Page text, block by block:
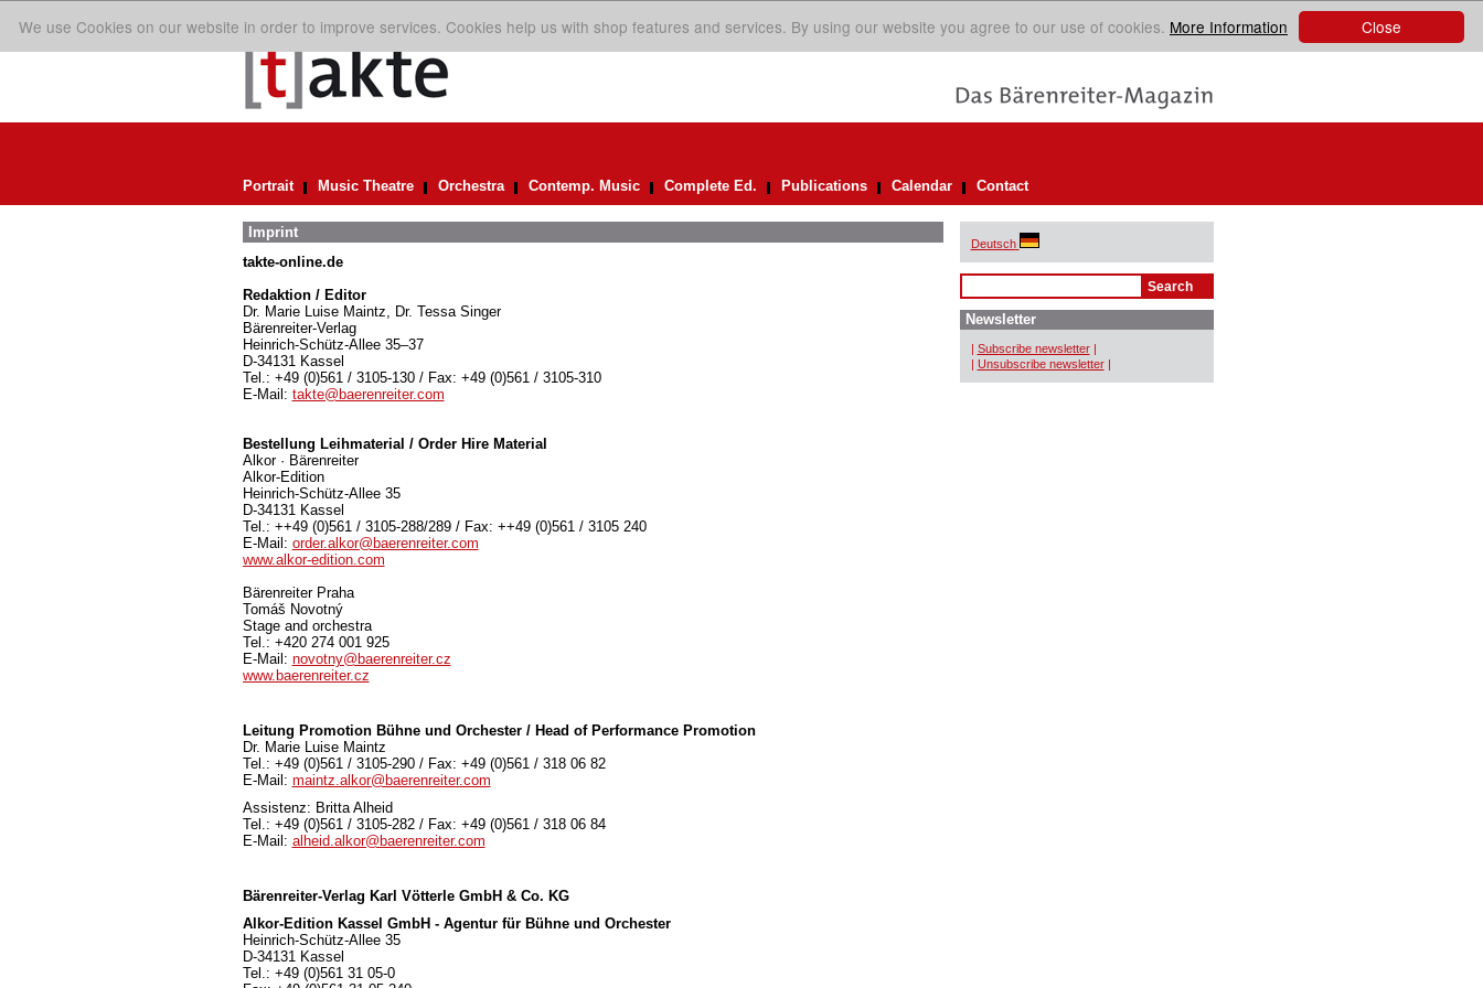
Close
We use Cookies on our website in order to improve services. Cookies help us with shop features and services. By using our website you agree to our use of cookies. More Information
Portrait Music Theatre Orchestra Contemp. Music Complete Ed. Publications Calendar Contact
Imprint
takte-online.de
Redaktion / Editor
Dr. Marie Luise Maintz, Dr. Tessa Singer
Bärenreiter-Verlag
Heinrich-Schütz-Allee 35–37
D-34131 Kassel
Tel.: +49 (0)561 / 3105-130 / Fax: +49 (0)561 / 3105-310
E-Mail: takte@baerenreiter.com
Bestellung Leihmaterial / Order Hire Material
Alkor · Bärenreiter
Alkor-Edition
Heinrich-Schütz-Allee 35
D-34131 Kassel
Tel.: ++49 (0)561 / 3105-288/289 / Fax: ++49 (0)561 / 3105 240
E-Mail: order.alkor@baerenreiter.com
www.alkor-edition.com
Bärenreiter Praha
Tomáš Novotný
Stage and orchestra
Tel.: +420 274 001 925
E-Mail: novotny@baerenreiter.cz
www.baerenreiter.cz
Leitung Promotion Bühne und Orchester / Head of Performance Promotion
Dr. Marie Luise Maintz
Tel.: +49 (0)561 / 3105-290 / Fax: +49 (0)561 / 318 06 82
E-Mail: maintz.alkor@baerenreiter.com
Assistenz: Britta Alheid
Tel.: +49 (0)561 / 3105-282 / Fax: +49 (0)561 / 318 06 84
E-Mail: alheid.alkor@baerenreiter.com
Bärenreiter-Verlag Karl Vötterle GmbH & Co. KG
Alkor-Edition Kassel GmbH - Agentur für Bühne und Orchester
Heinrich-Schütz-Allee 35
D-34131 Kassel
Tel.: +49 (0)561 31 05-0
Deutsch
Newsletter
| Subscribe newsletter |
| Unsubscribe newsletter |